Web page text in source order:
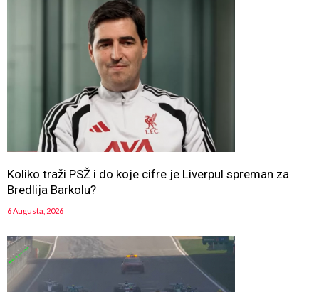
Koliko traži PSŽ i do koje cifre je Liverpul spreman za
Bredlija Barkolu?
6 Augusta, 2026